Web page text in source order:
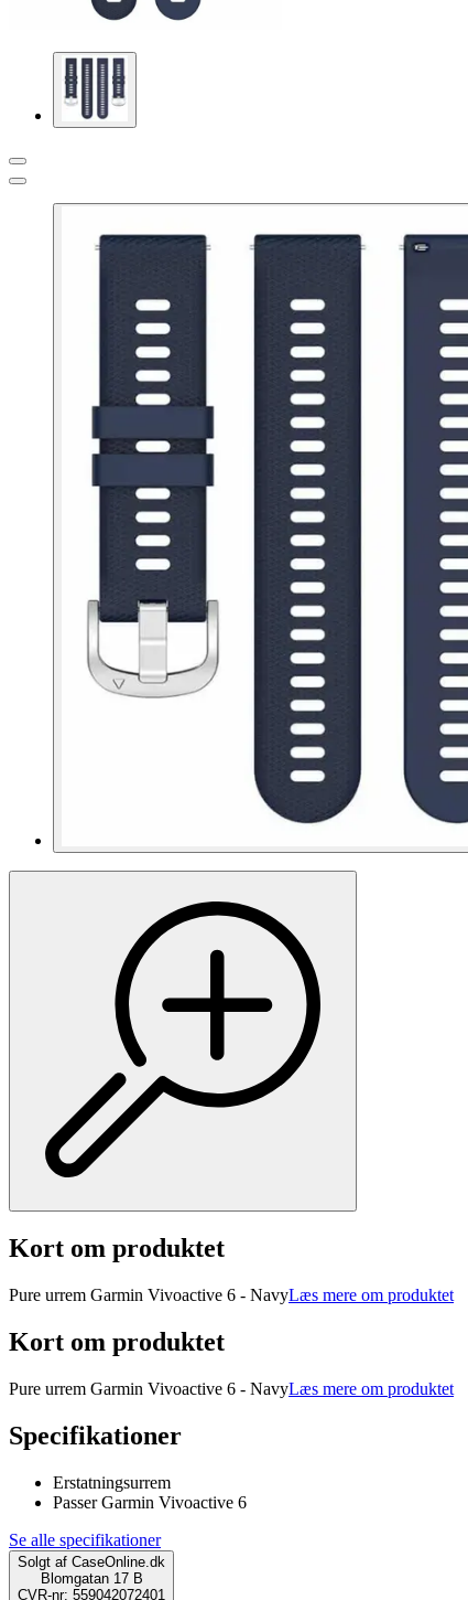
Kort om produktet
Pure urrem Garmin Vivoactive 6 - NavyLæs mere om produktet
Kort om produktet
Pure urrem Garmin Vivoactive 6 - NavyLæs mere om produktet
Specifikationer
Erstatningsurrem
Passer Garmin Vivoactive 6
Se alle specifikationer
Solgt af CaseOnline.dk
Blomgatan 17 B
CVR-nr: 559042072401